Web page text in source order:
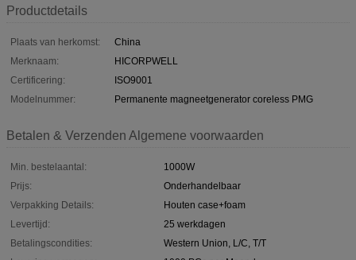
Productdetails
Plaats van herkomst:
China
Merknaam:
HICORPWELL
Certificering:
ISO9001
Modelnummer:
Permanente magneetgenerator coreless PMG
Betalen & Verzenden Algemene voorwaarden
Min. bestelaantal:
1000W
Prijs:
Onderhandelbaar
Verpakking Details:
Houten case+foam
Levertijd:
25 werkdagen
Betalingscondities:
Western Union, L/C, T/T